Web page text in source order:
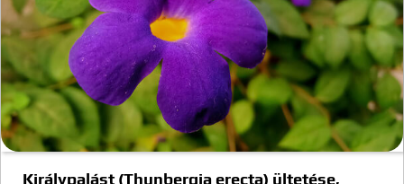
Királypalást (Thunbergia erecta) ültetése,